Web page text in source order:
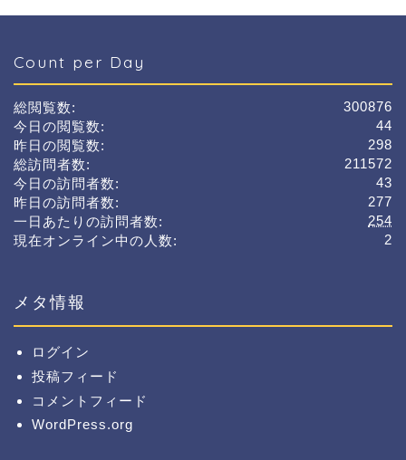
Count per Day
300876
総閲覧数:
44
今日の閲覧数:
298
昨日の閲覧数:
211572
総訪問者数:
43
今日の訪問者数:
277
昨日の訪問者数:
254
一日あたりの訪問者数:
2
現在オンライン中の人数:
メタ情報
ログイン
投稿フィード
コメントフィード
WordPress.org